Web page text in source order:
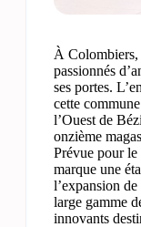
À Colombiers,
passionnés
ses portes.
cette
l’Ouest de
onzième
Prévue pour
marque une
l’expansion
large gamme
innovants